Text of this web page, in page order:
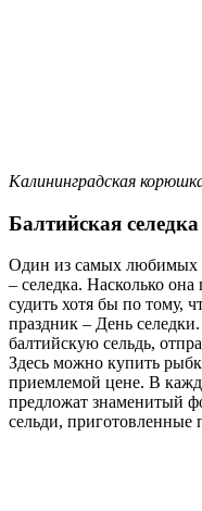
Калининградская
Балтийская селедка
Один из самых любимых
– селедка. Насколько
судить хотя бы по тому,
праздник – День
балтийскую сельдь,
Здесь можно купить
приемлемой цене. В
предложат знаменитый
сельди, приготовленные